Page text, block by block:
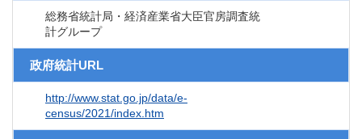
総務省統計局・経済産業省大臣官房調査統
計グループ
政府統計URL
http://www.stat.go.jp/data/e-
census/2021/index.htm